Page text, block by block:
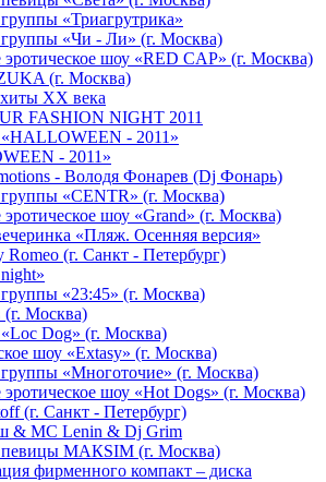
«Триагрутрика»
«Чи - Ли» (г. Москва)
шоу «RED CAP» (г. Москва)
(г. Москва)
XX века
FASHION NIGHT 2011
«HALLOWEEN - 2011»
- 2011»
- Володя Фонарев (Dj Фонарь)
«CENTR» (г. Москва)
шоу «Grand» (г. Москва)
«Пляж. Осенняя версия»
Romeo (г. Санкт - Петербург)
«23:45» (г. Москва)
Москва)
Dog» (г. Москва)
шоу «Extasy» (г. Москва)
«Многоточие» (г. Москва)
шоу «Hot Dogs» (г. Москва)
(г. Санкт - Петербург)
& МС Lenin & Dj Grim
певицы МАКSIМ (г. Москва)
фирменного компакт – диска